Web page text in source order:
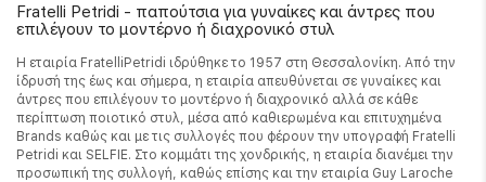
Fratelli Petridi - παπούτσια για γυναίκες και άντρες που
επιλέγουν το μοντέρνο ή διαχρονικό στυλ
Η εταιρία FratelliPetridi ιδρύθηκε το 1957 στη Θεσσαλονίκη. Από την
ίδρυσή της έως και σήμερα, η εταιρία απευθύνεται σε γυναίκες και
άντρες που επιλέγουν το μοντέρνο ή διαχρονικό αλλά σε κάθε
περίπτωση ποιοτικό στυλ, μέσα από καθιερωμένα και επιτυχημένα
Brands καθώς και με τις συλλογές που φέρουν την υπογραφή Fratelli
Petridi και SELFIE. Στο κομμάτι της χονδρικής, η εταιρία διανέμει την
προσωπική της συλλογή, καθώς επίσης και την εταιρία Guy Laroche